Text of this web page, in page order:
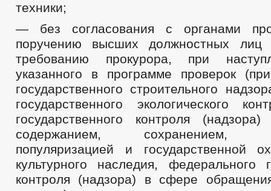
техники;
— без согласования с органами
поручению высших должностных лиц
требованию прокурора, при
указанного в программе проверок
государственного строительного
государственного экологического
государственного контроля
содержанием, сохранением,
популяризацией и государственной
культурного наследия, федерального
контроля (надзора) в сфере